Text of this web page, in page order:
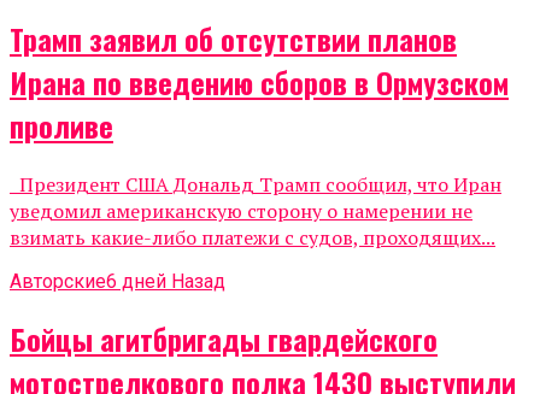
Трамп заявил об отсутствии планов
Ирана по введению сборов в Ормузском
проливе
Президент США Дональд Трамп сообщил, что Иран
уведомил американскую сторону о намерении не
взимать какие-либо платежи с судов, проходящих...
Авторские6 дней Назад
Бойцы агитбригады гвардейского
мотострелкового полка 1430 выступили